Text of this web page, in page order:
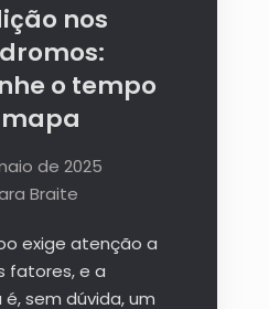
nos
o tempo
de 2025
Braite
exige atenção a
fatores, e a
sem dúvida, um